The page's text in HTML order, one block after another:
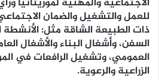
للعمل والتشغيل والضمان
ذات الطبيعة الشاقة مثل: الأنشطة
السفن، وأشغال البناء والأشغال
العمومي، وتشغيل الرافعات في
الزراعية والرعوية.